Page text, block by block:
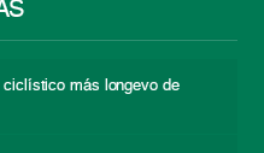
ciclístico más longevo de